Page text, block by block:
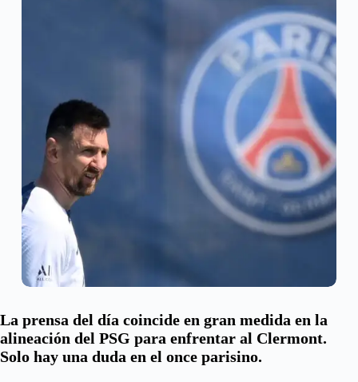
La prensa del día coincide en gran medida en la
alineación del PSG para enfrentar al Clermont.
Solo hay una duda en el once parisino.